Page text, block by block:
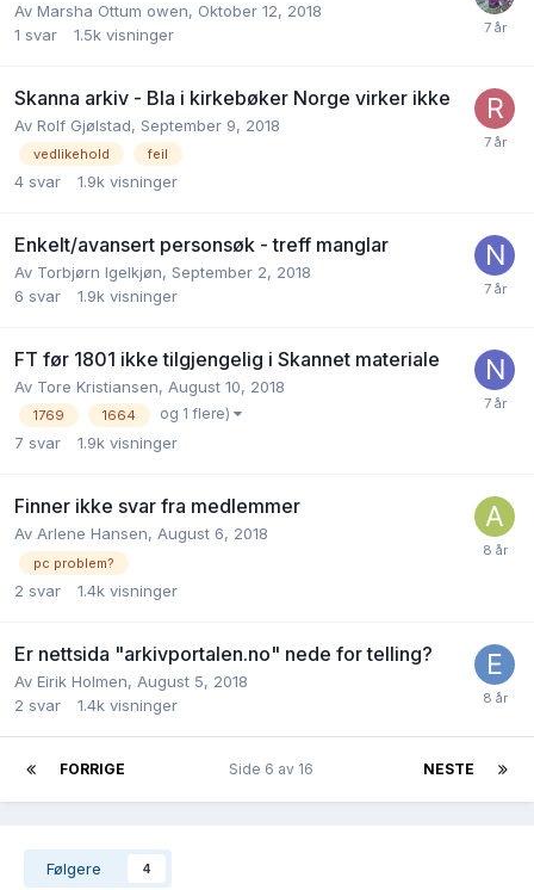
Av Marsha Ottum owen, Oktober 12, 2018
1 svar 1.5k visninger
Skanna arkiv - Bla i kirkebøker Norge virker ikke
Av Rolf Gjølstad, September 9, 2018
vedlikehold feil
4 svar 1.9k visninger
Enkelt/avansert personsøk - treff manglar
Av Torbjørn Igelkjøn, September 2, 2018
6 svar 1.9k visninger
FT før 1801 ikke tilgjengelig i Skannet materiale
Av Tore Kristiansen, August 10, 2018
1769 1664 og 1 flere)
7 svar 1.9k visninger
Finner ikke svar fra medlemmer
Av Arlene Hansen, August 6, 2018
pc problem?
2 svar 1.4k visninger
Er nettsida "arkivportalen.no" nede for telling?
Av Eirik Holmen, August 5, 2018
2 svar 1.4k visninger
FORRIGE NESTE
Side 6 av 16
Følgere 4